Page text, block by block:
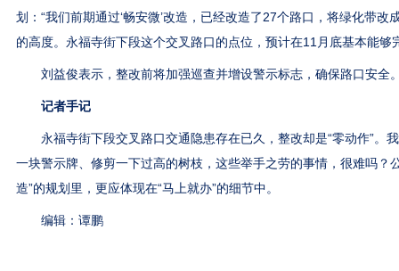
划：“我们前期通过‘畅安微’改造，已经改造了27个路口，将绿化带
的高度。永福寺街下段这个交叉路口的点位，预计在11月底基本能够
刘益俊表示，整改前将加强巡查并增设警示标志，确保路口安全
记者手记
永福寺街下段交叉路口交通隐患存在已久，整改却是“零动作”。
一块警示牌、修剪一下过高的树枝，这些举手之劳的事情，很难吗？
造”的规划里，更应体现在“马上就办”的细节中。
编辑：谭鹏